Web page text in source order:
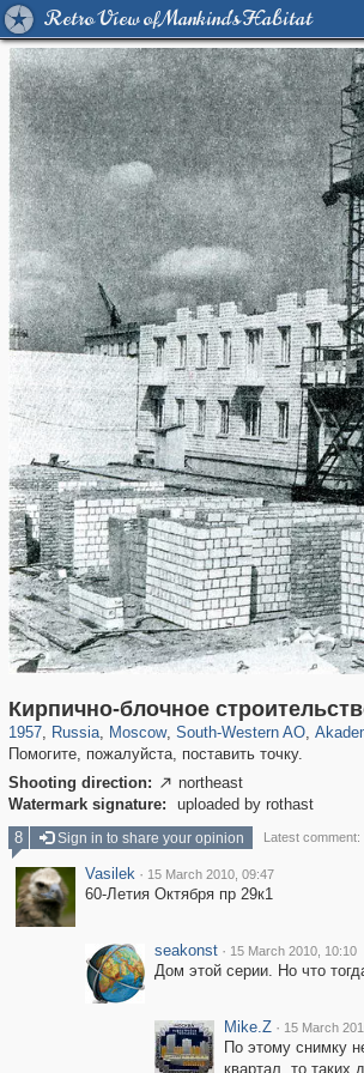
Retro View of Mankind's Habitat
Кирпично-блочное
1957, Russia
1,406,030 29,243
, Moscow
319,724 8,286
, South-Western AO
12,410 76
,
1,504
Помогите, пожалуйста, поставить точку.
Shooting direction:  northeast
Watermark signature:
uploaded by rothast
8 Sign in to share your opinion Latest
Vasilek · 15 March 2010, 09:47
60-Летия Октября пр 29к1
seakonst · 15 March 2010, 10:10
Дом этой серии. Но что
Mike.Z · 15 March
По этому снимку
квартал, то таких